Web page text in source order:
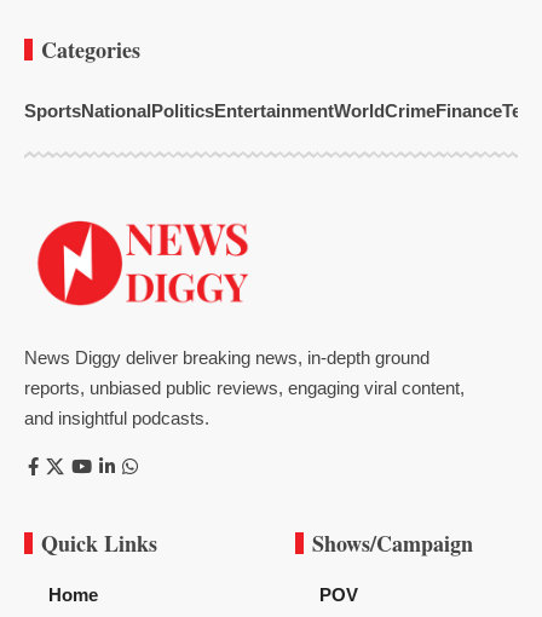
Categories
SportsNationalPoliticsEntertainmentWorldCrimeFinance
News Diggy deliver breaking news, in-depth ground
reports, unbiased public reviews, engaging viral content,
and insightful podcasts.
Quick Links
Home
Shows/Campaign
POV